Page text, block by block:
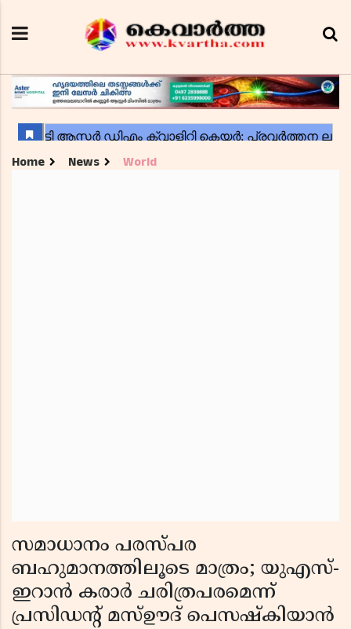
Home News World
സമാധാനം പരസ്പര
ബഹുമാനത്തിലൂടെ മാത്രം; യുഎസ്-
ഇറാൻ കരാർ ചരിത്രപരമെന്ന്
പ്രസിഡൻ്റ് മസ്ഊദ് പെസഷ്കിയാൻ